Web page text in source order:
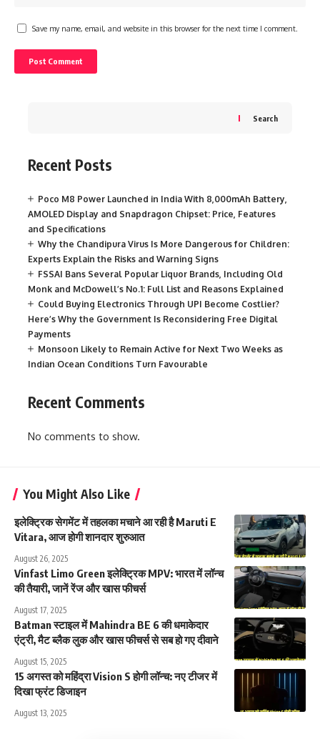
Save my name, email, and website in this browser for the next time I comment.
Search
Recent Posts
Poco M8 Power Launched in India With 8,000mAh Battery,
AMOLED Display and Snapdragon Chipset: Price, Features
and Specifications
Why the Chandipura Virus Is More Dangerous for Children:
Experts Explain the Risks and Warning Signs
FSSAI Bans Several Popular Liquor Brands, Including Old
Monk and McDowell’s No.1: Full List and Reasons Explained
Could Buying Electronics Through UPI Become Costlier?
Here’s Why the Government Is Reconsidering Free Digital
Payments
Monsoon Likely to Remain Active for Next Two Weeks as
Indian Ocean Conditions Turn Favourable
Recent Comments
No comments to show.
You Might Also Like
इलेक्ट्रिक सेगमेंट में तहलका मचाने आ रही है Maruti E
Vitara, आज होगी शानदार शुरुआत
August 26, 2025
Vinfast Limo Green इलेक्ट्रिक MPV: भारत में लॉन्च
की तैयारी, जानें रेंज और खास फीचर्स
August 17, 2025
Batman स्टाइल में Mahindra BE 6 की धमाकेदार
एंट्री, मैट ब्लैक लुक और खास फीचर्स से सब हो गए दीवाने
August 15, 2025
15 अगस्त को महिंद्रा Vision S होगी लॉन्च: नए टीजर में
दिखा फ्रंट डिजाइन
August 13, 2025